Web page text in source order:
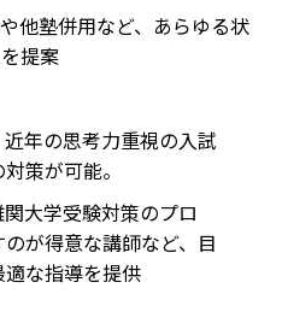
他塾併用など、あらゆる状
提案
年の思考力重視の入試
策が可能。
大学受験対策のプロ
が得意な講師など、目
な指導を提供